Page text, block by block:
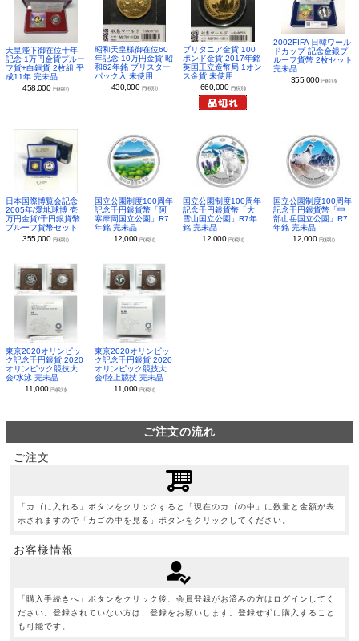
天皇陛下御在位十年
記念 1万円金貨プルー
フ貨+白銅貨 2枚組 平
成11年 完未品
458,000 円(税別)
昭和天皇様御在位60
年記念 10万円金貨 昭
和62年銘 ブリスター
パック入 未使用
430,000 円(税別)
ブリタニア金貨 100
ポンド金貨 2017年銘
英国王立造幣局 1オン
ス金貨 未使用
660,000 円(税別)
2002FIFA 日韓ワール
ドカップ 記念金銀プ
ルーフ貨幣 2枚セット
完未品
355,000 円(税別)
日本国際博覧会記念
2005年/愛地球博 壱
万円金貨/千円銀貨幣
プルーフ貨幣セット
355,000 円(税別)
国立公園制度100周年
記念千円銀貨幣「阿
寒摩周国立公園」R7
年銘 完未品
12,000 円(税別)
国立公園制度100周年
記念千円銀貨幣「大
雪山国立公園」R7年
銘 完未品
12,000 円(税別)
国立公園制度100周年
記念千円銀貨幣「中
部山岳国立公園」R7
年銘 完未品
12,000 円(税別)
東京2020オリンピッ
ク記念千円銀貨 2020
オリンピック競技大
会/水泳 完未品
11,000円(税別)
東京2020オリンピッ
ク記念千円銀貨 2020
オリンピック競技大
会/陸上競技 完未品
11,000 円(税別)
ご注文の流れ
ご注文
「カゴに入れる」ボタンをクリックすると「現在のカゴの中」に数量と金額が表
示されますので「カゴの中を見る」ボタンをクリックしてください。
お客様情報
「購入手続きへ」ボタンをクリック後、会員登録がお済みの方はログインしてく
ださい。登録されていない方は、登録をお願いします。登録せずに購入すること
も可能です。